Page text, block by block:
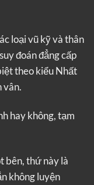
loại vũ kỹ và thân
đoán đẳng cấp
theo kiểu Nhất
vân.
hay không, tạm
bên, thứ này là
không luyện